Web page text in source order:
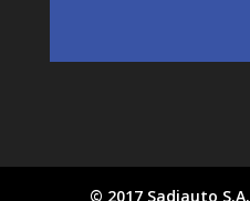
© 2017 Sadiauto S.A.